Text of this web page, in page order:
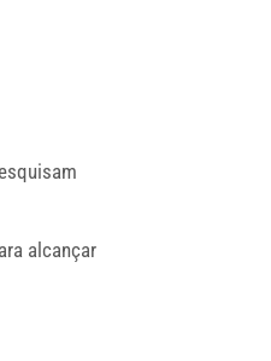
alcançar